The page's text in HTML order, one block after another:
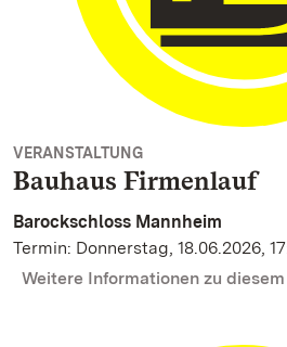
VERANSTALTUNG
Bauhaus Firmenlauf
Barockschloss Mannheim
Termin: Donnerstag, 18.06.2026,
Weitere Informationen zu